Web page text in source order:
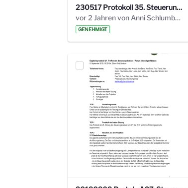
230517 Protokoll 35. Steuerungskreis.pdf
vor 2 Jahren von Anni Schlumberger
GENEHMIGT